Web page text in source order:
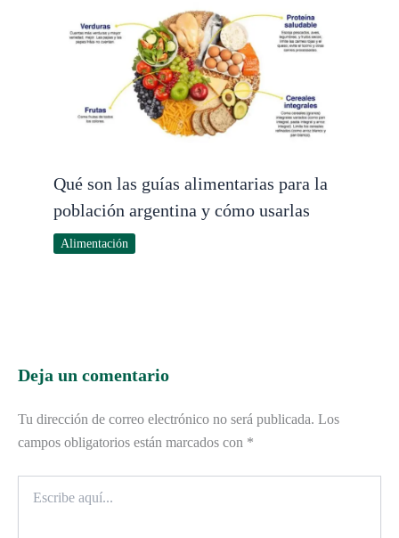
Qué son las guías alimentarias para la
población argentina y cómo usarlas
Alimentación
Deja un comentario
Tu dirección de correo electrónico no será publicada. Los
campos obligatorios están marcados con *
aquí...